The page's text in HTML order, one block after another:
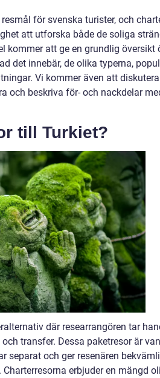
för svenska turister, och
att utforska både de soliga
kommer att ge en grundlig översikt
det innebär, de olika typerna,
Vi kommer även att
och beskriva för- och nackdelar
till Turkiet?
där researrangören tar
transfer. Dessa paketresor är
separat och ger resenären
erbjuder en mängd